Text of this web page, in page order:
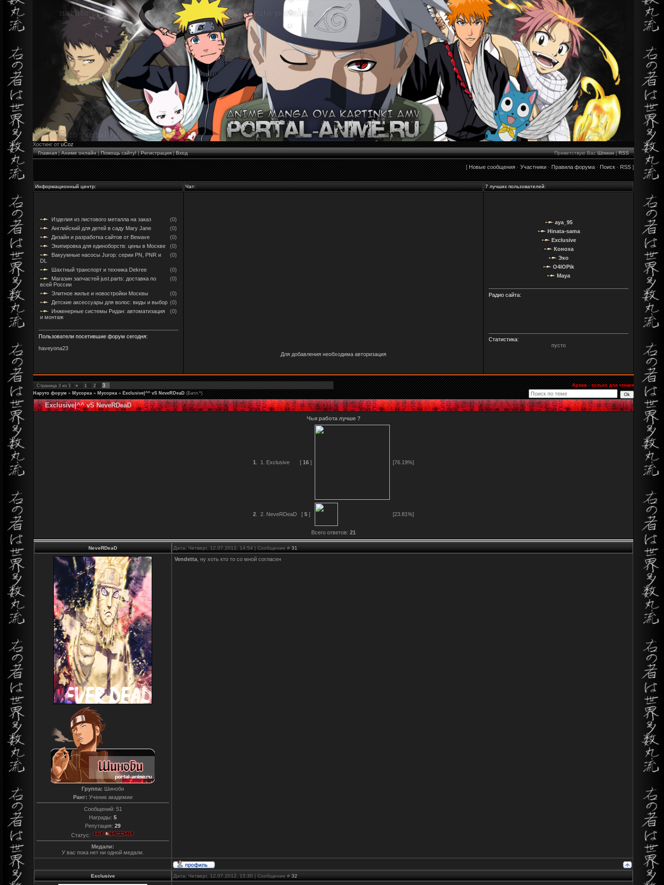
Хостинг отuCoz
Главная|Аниме онлайн|Помощь сайту!|Регистрация|Вход Приветствую Вас Шпион|RSS
[Новые сообщения·Участники·Правила форума·Поиск·RSS]
Информационный центр: Чат: 7 лучших пользователей:
Изделия из листового металла на заказ
(0)
Английский для детей в саду Mary Jane
(0)
Дизайн и разработка сайтов от Bewave
(0)
Экипировка для единоборств: цены в Москве
(0)
Вакуумные насосы Jurop: серии PN, PNR и
DL
(0)
Шахтный транспорт и техника Dekree
(0)
Магазин запчастей just.parts: доставка по
всей России
(0)
Элитное жилье и новостройки Москвы
(0)
Детские аксессуары для волос: виды и выбор (0)
Инженерные системы Ридан: автоматизация
и монтаж
(0)
Пользователи посетившие форум сегодня:
haveyona23
Для добавления необходима авторизация
aya_95
Hinata-sama
Exclusive
Коноха
Эко
O4IOPik
Maya
Радио сайта:
Статистика:
пусто
Страница 3 из 3 « 1 2 3
Архив - только для чтения
Наруто форум » Мусорка » Мусорка » Exclusive|^^ vS NeveRDeaD (Батл.*)
Exclusive|^^ vS NeveRDeaD
Чья работа лучше ?
1 1. Exclusive [ 16 ] [76.19%]
2 2. NeveRDeaD [ 5 ] [23.81%]
Всего ответов: 21
NeveRDeaD Дата: Четверг, 12.07.2012, 14:54 | Сообщение # 31
Группа: Шиноби
Ранг: Ученик академии
Сообщений: 51
Награды: 5
Репутация: 29
Статус:
Медали:
У вас пока нет ни одной медали.
Vendetta , ну хоть кто то со мной согласен
Exclusive Дата: Четверг, 12.07.2012, 15:30 | Сообщение # 32